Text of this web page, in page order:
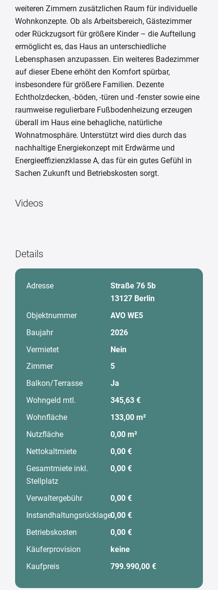
weiteren Zimmern zusätzlichen Raum für individuelle
Wohnkonzepte. Ob als Arbeitsbereich, Gästezimmer
oder Rückzugsort für größere Kinder – die Aufteilung
ermöglicht es, das Haus an unterschiedliche
Lebensphasen anzupassen. Ein weiteres Badezimmer
auf dieser Ebene erhöht den Komfort spürbar,
insbesondere für größere Familien. Dezente
Echtholzdecken, -böden, -türen und -fenster sowie eine
raumweise regulierbare Fußbodenheizung erzeugen
überall im Haus eine behagliche, natürliche
Wohnatmosphäre. Unterstützt wird dies durch das
nachhaltige Energiekonzept mit Erdwärme und
Energieeffizienzklasse A, das für ein gutes Gefühl in
Sachen Zukunft und Betriebskosten sorgt.
Videos
Details
Adresse
Straße 76 5b
13127 Berlin
Objektnummer
AVO WE5
Baujahr
2026
Vermietet
Nein
Zimmer
5
Balkon/Terrasse
Ja
Wohngeld mtl.
345,63 €
Wohnfläche
133,00 m²
Nutzfläche
0,00 m²
Nettokaltmiete
0,00 €
Gesamtmiete inkl.
Stellplatz
0,00 €
Verwaltergebühr
0,00 €
Instandhaltungsrücklage0,00 €
Betriebskosten
0,00 €
Käuferprovision
keine
Kaufpreis
799.990,00 €